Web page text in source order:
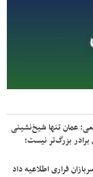
عمان تنها شیخ‌نشینی
برادر بزرگ‌تر نیست؛
فراری اطلاعیه داد